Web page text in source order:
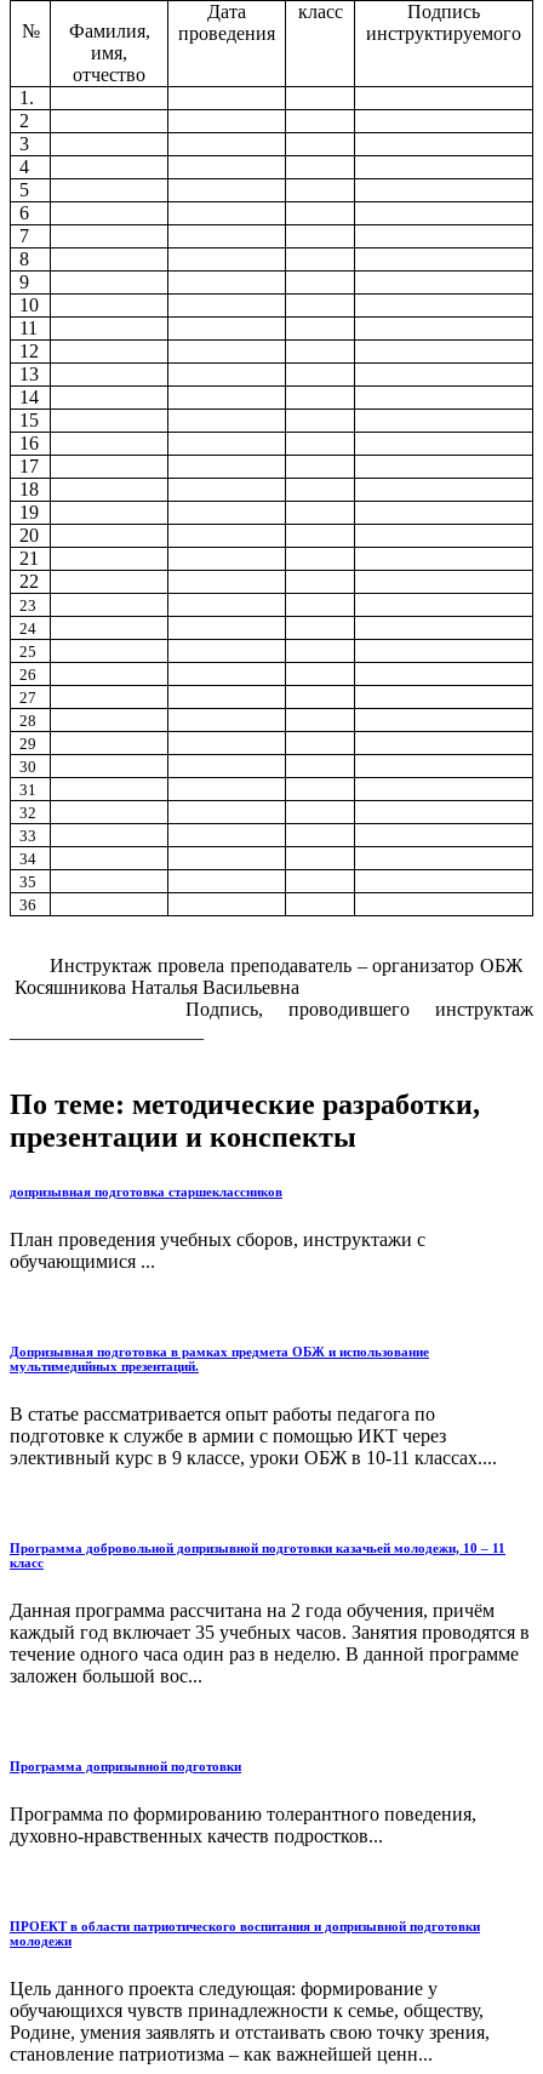
№
Фамилия,
имя,
отчество
Дата
проведения
класс
Подпись
инструктируемого
1.
2
3
4
5
6
7
8
9
10
11
12
13
14
15
16
17
18
19
20
21
22
23
24
25
26
27
28
29
30
31
32
33
34
35
36
Инструктаж провела преподаватель – организатор ОБЖ
Косяшникова Наталья Васильевна
Подпись, проводившего инструктаж
По теме: методические разработки,
презентации и конспекты
допризывная подготовка старшеклассников
План проведения учебных сборов, инструктажи с
обучающимися ...
Допризывная подготовка в рамках предмета ОБЖ и использование
мультимедийных презентаций.
В статье рассматривается опыт работы педагога по
подготовке к службе в армии с помощью ИКТ через
элективный курс в 9 классе, уроки ОБЖ в 10-11 классах....
Программа добровольной допризывной подготовки казачьей молодежи, 10 – 11
класс
Данная программа рассчитана на 2 года обучения, причём
каждый год включает 35 учебных часов. Занятия проводятся в
течение одного часа один раз в неделю. В данной программе
заложен большой вос...
Программа допризывной подготовки
Программа по формированию толерантного поведения,
духовно-нравственных качеств подростков...
ПРОЕКТ в области патриотического воспитания и допризывной подготовки
молодежи
Цель данного проекта следующая: формирование у
обучающихся чувств принадлежности к семье, обществу,
Родине, умения заявлять и отстаивать свою точку зрения,
становление патриотизма – как важнейшей ценн...